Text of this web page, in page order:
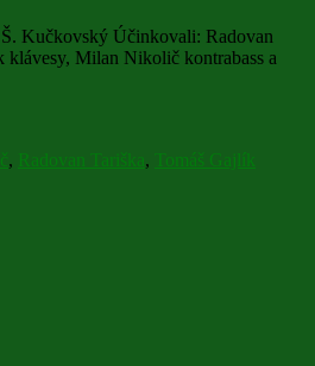
Kučkovský Účinkovali: Radovan
klávesy, Milan Nikolič kontrabass a
, Radovan Tariška, Tomáš Gajlík